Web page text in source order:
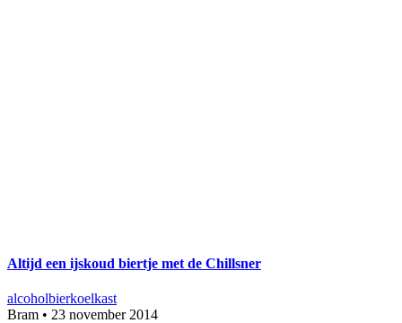
Altijd een ijskoud biertje met de Chillsner
alcoholbierkoelkast
Bram • 23 november 2014